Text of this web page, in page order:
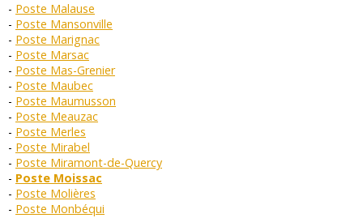
Poste Malause
Poste Mansonville
Poste Marignac
Poste Marsac
Poste Mas-Grenier
Poste Maubec
Poste Maumusson
Poste Meauzac
Poste Merles
Poste Mirabel
Poste Miramont-de-Quercy
Poste Moissac
Poste Molières
Poste Monbéqui